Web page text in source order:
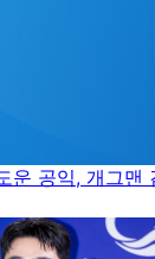
운 공익, 개그맨